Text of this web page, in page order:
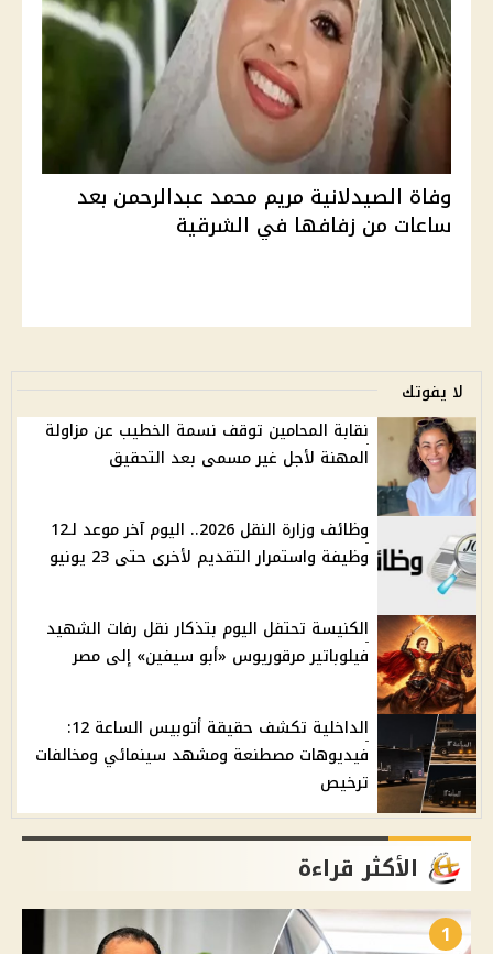
وفاة الصيدلانية مريم محمد عبدالرحمن بعد
ساعات من زفافها في الشرقية
لا يفوتك
نقابة المحامين توقف نسمة الخطيب عن مزاولة
المهنة لأجل غير مسمى بعد التحقيق
وظائف وزارة النقل 2026.. اليوم آخر موعد لـ12
وظيفة واستمرار التقديم لأخرى حتى 23 يونيو
الكنيسة تحتفل اليوم بتذكار نقل رفات الشهيد
فيلوباتير مرقوريوس «أبو سيفين» إلى مصر
الداخلية تكشف حقيقة أتوبيس الساعة 12:
فيديوهات مصطنعة ومشهد سينمائي ومخالفات
ترخيص
الأكثر قراءة
1